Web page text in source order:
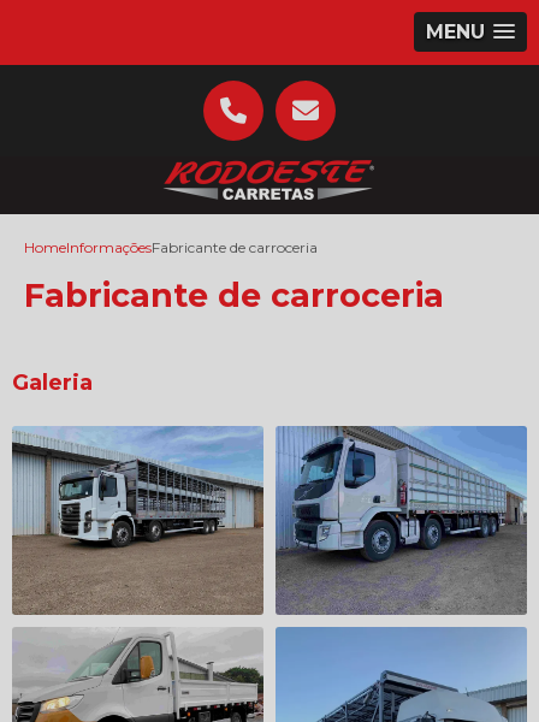
MENU
HomeInformaçõesFabricante de carroceria
Fabricante de carroceria
Galeria